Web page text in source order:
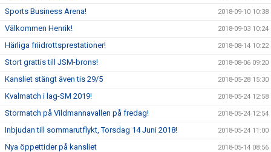
Sports Business Arena! 2018-09-10 10:38
Välkommen Henrik! 2018-09-03 10:24
Härliga friidrottsprestationer! 2018-08-14 10:22
Stort grattis till JSM-brons! 2018-08-06 09:20
Kansliet stängt även tis 29/5 2018-05-28 15:30
Kvalmatch i lag-SM 2019! 2018-05-24 12:58
Stormatch på Vildmannavallen på fredag! 2018-05-24 12:54
Inbjudan till sommarutflykt, Torsdag 14 Juni 2018! 2018-05-24 11:00
Nya öppettider på kansliet 2018-05-14 08:56